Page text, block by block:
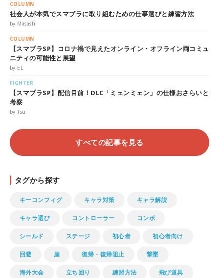
COLUMN
社会人が本気でスマブラに取り組むための仕事選びと練習方法
by Masashi
COLUMN
【スマブラSP】コロナ禍で見えたオンライン・オフライン両コミュ
ニティの可能性と展望
by EL
FIGHTER
【スマブラSP】配信目前！DLC「ミェンミェン」の仕様おさらいと
考察
by Tsu
すべての記事を見る
タグから探す
キーコンフィグ キャラ対策 キャラ解説
キャラ選び コントローラー コンボ
シールド ステージ 初心者 初心者向け
回避 崖 復帰・復帰阻止 撃墜
海外大会 立ち回り 練習方法 飛び道具